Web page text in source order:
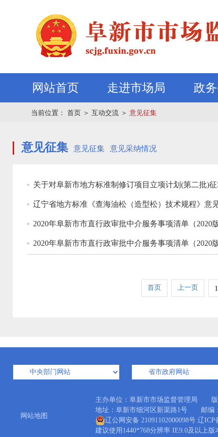
网站首页 走进市场局 政
当前位置： 首页 ＞ 互动交流 ＞ 意见征集
意见征集 意见征集 意见采纳情况
关于对阜新市地方标准制修订项目立项计划(第二批)
辽宁省地方标准《查海油松（造型松）技术规程》意
2020年阜新市市直行政审批中介服务事项清单（
2020年阜新市市直行政审批中介服务事项清单（2020
首页 上一页 1
网站地图
主办单位：阜新市市场监督管理局 版
地址：阜新市细河区新渠路1号 邮编
辽公网安备 21091102000098号 辽ICP
建议使用1440*768分辨率 IE9.0及以上版